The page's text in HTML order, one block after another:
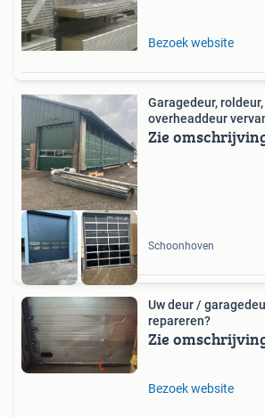
Bezoek website
Garagedeur,
overheaddeur
Zie
Schoonhoven
Uw deur /
repareren?
Zie
Bezoek website